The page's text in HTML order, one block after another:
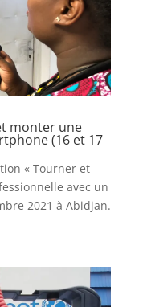
monter une
(16 et 17
« Tourner et
avec un
2021 à Abidjan.